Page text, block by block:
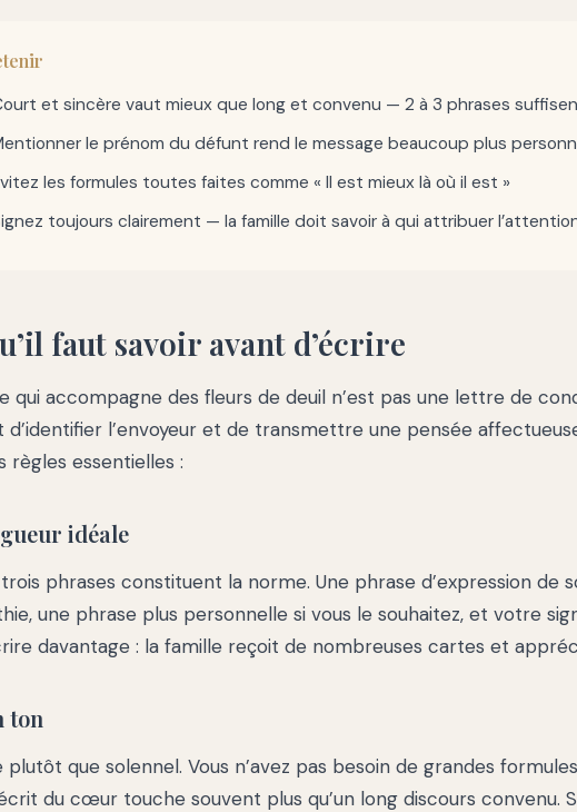
et sincère vaut mieux que long et convenu — 2 à 3 phrases
le prénom du défunt rend le message beaucoup plus
les formules toutes faites comme « Il est mieux là où il est »
toujours clairement — la famille doit savoir à qui attribuer
faut savoir avant d’écrire
qui accompagne des fleurs de deuil n’est pas une lettre de
d’identifier l’envoyeur et de transmettre une pensée
règles essentielles :
idéale
phrases constituent la norme. Une phrase d’expression de
une phrase plus personnelle si vous le souhaitez, et votre
davantage : la famille reçoit de nombreuses cartes et
ton
plutôt que solennel. Vous n’avez pas besoin de grandes
du cœur touche souvent plus qu’un long discours convenu.